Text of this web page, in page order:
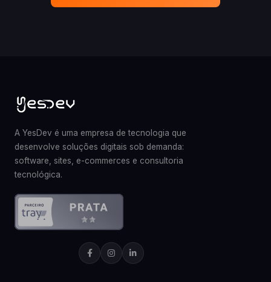
A YesDev é uma empresa de tecnologia que
desenvolve soluções digitais sob demanda:
software, sites, e-commerces e consultoria
tecnológica.